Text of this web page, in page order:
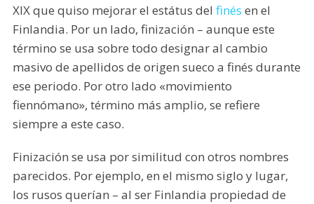
XIX que quiso mejorar el estátus del finés en el
Finlandia. Por un lado, finización – aunque este
término se usa sobre todo designar al cambio
masivo de apellidos de origen sueco a finés durante
ese periodo. Por otro lado «movimiento
fiennómano», término más amplio, se refiere
siempre a este caso.
Finización se usa por similitud con otros nombres
parecidos. Por ejemplo, en el mismo siglo y lugar,
los rusos querían – al ser Finlandia propiedad de